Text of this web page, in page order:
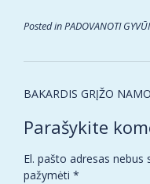
Posted inPADOVANOTI
Post
BAKARDIS GRĮŽO NAMO
Parašykite
El. pašto adresas nebus
pažymėti *